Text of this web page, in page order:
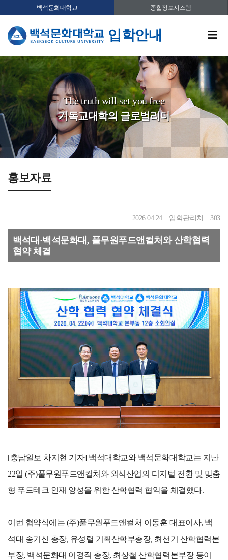
백석문화대학교 종합정보시스템
입학안내
The truth will set you free
기독교대학의 글로벌리더
홍보자료
2026.04.24 입학관리처 303
백석대·백석문화대, 풀무원푸드앤컬처와 산학협력
협약 체결
[충남일보 차지현 기자] 백석대학교와 백석문화대학교는 지난
22일 (주)풀무원푸드앤컬처와 외식산업의 디지털 전환 및 맞춤
형 푸드테크 인재 양성을 위한 산학협력 협악을 체결했다.
이번 협약식에는 (주)풀무원푸드앤컬처 이동훈 대표이사, 백
석대 송기신 총장, 유성렬 기획산학부총장, 최선기 산학협력본
부장, 백석문화대 이경직 총장, 최상철 산학협력본부장 등이